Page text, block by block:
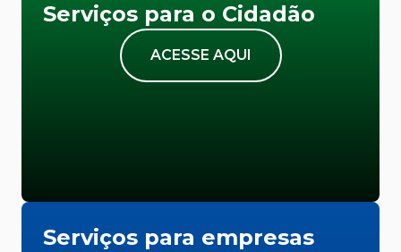
Serviços para o Cidadão
ACESSE AQUI
Serviços para empresas